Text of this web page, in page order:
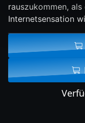
rauszukommen,
Internetsensation